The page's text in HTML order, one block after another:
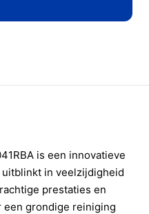
is een innovatieve
in veelzijdigheid
prestaties en
grondige reiniging